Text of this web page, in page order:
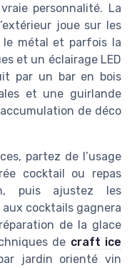
personnalité. La
joue sur les
le métal et parfois la
et un éclairage LED
par un bar en bois
et une guirlande
de déco
partez de l’usage
cocktail ou repas
puis ajustez les
aux cocktails gagnera
de la glace
de craft ice
jardin orienté vin